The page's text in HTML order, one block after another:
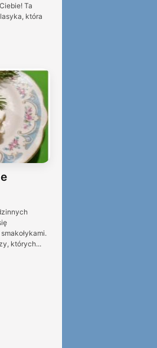
Ta
która
których...